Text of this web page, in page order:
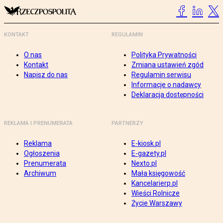
KONTAKT
O nas
Kontakt
Napisz do nas
REGULAMIN
Polityka Prywatności
Zmiana ustawień zgód
Regulamin serwisu
Informacje o nadawcy
Deklaracja dostępności
REKLAMA I PRENUMERATA
Reklama
Ogłoszenia
Prenumerata
Archiwum
PARTNERZY
E-kiosk.pl
E-gazety.pl
Nexto.pl
Mała księgowość
Kancelarierp.pl
Wieści Rolnicze
Życie Warszawy